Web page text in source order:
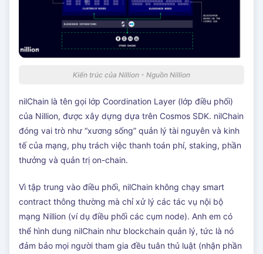
Kiến trúc của Nillion - Nguồn Nillion
nilChain là tên gọi lớp Coordination Layer (lớp điều phối)
của Nillion, được xây dựng dựa trên Cosmos SDK. nilChain
đóng vai trò như “xương sống” quản lý tài nguyên và kinh
tế của mạng, phụ trách việc thanh toán phí, staking, phần
thưởng và quản trị on-chain.
Vì tập trung vào điều phối, nilChain không chạy smart
contract thông thường mà chỉ xử lý các tác vụ nội bộ
mạng Nillion (ví dụ điều phối các cụm node). Anh em có
thể hình dung nilChain như blockchain quản lý, tức là nó
đảm bảo mọi người tham gia đều tuân thủ luật (nhận phần